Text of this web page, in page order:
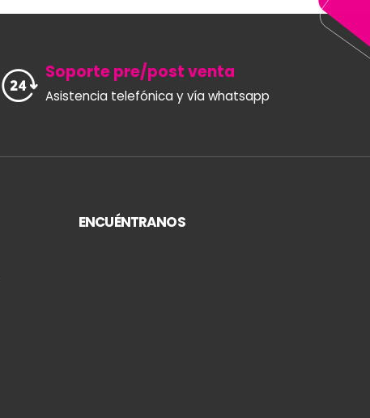
Soporte pre/post venta
Asistencia telefónica y vía whatsapp
ENCUÉNTRANOS